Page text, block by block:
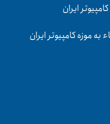
ایران
موزه کامپیوتر ایران